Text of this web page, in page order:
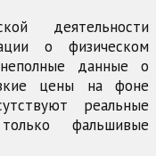
деятельности
о физическом
данные о
цены на фоне
реальные
фальшивые